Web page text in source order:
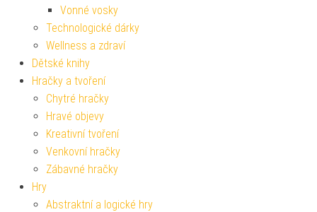
Vonné vosky
Technologické dárky
Wellness a zdraví
Dětské knihy
Hračky a tvoření
Chytré hračky
Hravé objevy
Kreativní tvoření
Venkovní hračky
Zábavné hračky
Hry
Abstraktní a logické hry